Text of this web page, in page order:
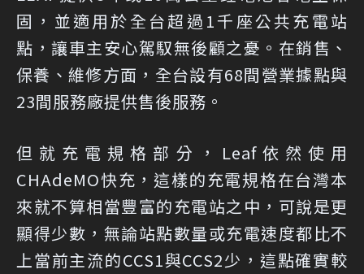
固，並適用於全台超過1千座公共充電站
點，讓車主安心駕馭無後顧之憂。在銷售、
保養、維修方面，全台設有68間營業據點與
23間服務廠提供售後服務。
但就充電規格部分，Leaf依然使用
CHAdeMO快充，這樣的充電規格在台灣本
來就不算相當豐富的充電站之中，可說是更
顯得少數，無論站點數量或充電速度都比不
上當前主流的CCS1與CCS2少，這點確實較